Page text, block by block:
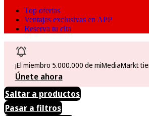
Top ofertas
Ventajas exclusivas en APP
Reserva tu cita
¡El miembro 5.000.000 de miMediaMarkt
Únete ahora
Saltar a productos
Pasar a filtros